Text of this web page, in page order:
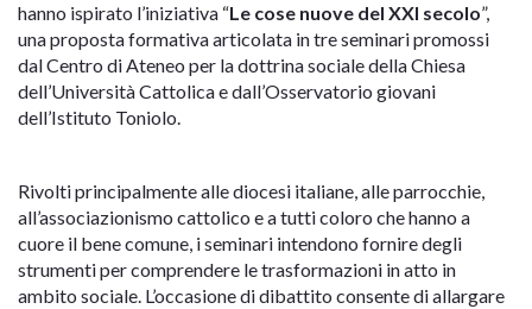
hanno ispirato l’iniziativa “Le cose nuove del XXI secolo”,
una proposta formativa articolata in tre seminari promossi
dal Centro di Ateneo per la dottrina sociale della Chiesa
dell’Università Cattolica e dall’Osservatorio giovani
dell’Istituto Toniolo.
Rivolti principalmente alle diocesi italiane, alle parrocchie,
all’associazionismo cattolico e a tutti coloro che hanno a
cuore il bene comune, i seminari intendono fornire degli
strumenti per comprendere le trasformazioni in atto in
ambito sociale. L’occasione di dibattito consente di allargare